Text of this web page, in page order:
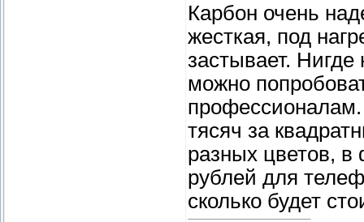
Карбон очень
жесткая, под
застывает. Нигде
можно
тясяч за
разных цветов, в
рублей для
сколько будет